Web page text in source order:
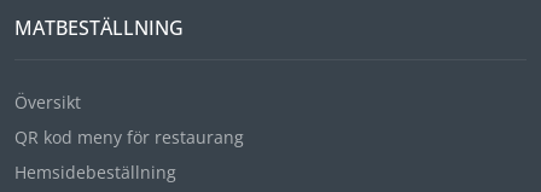
MATBESTÄLLNING
Översikt
QR kod meny för restaurang
Hemsidebeställning